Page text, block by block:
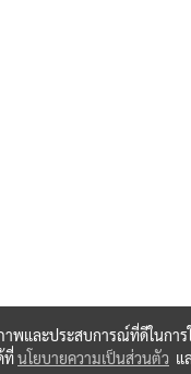
พและประสบการณ์ที่ดีในการ
ที่นโยบายความเป็นส่วนตัว แ